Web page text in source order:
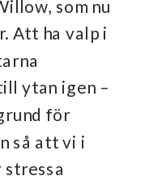
som nu
Att ha valp i
ytan igen –
för
så att vi i